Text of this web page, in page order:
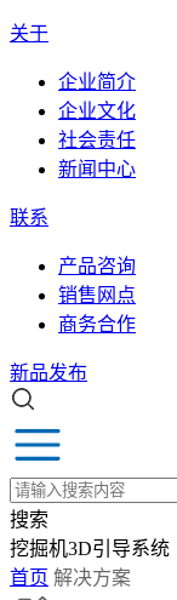
关于
企业简介
企业文化
社会责任
新闻中心
联系
产品咨询
销售网点
商务合作
新品发布
搜索
挖掘机3D引导系统
首页 解决方案